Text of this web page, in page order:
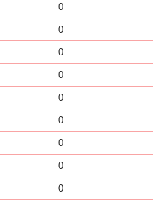
0
0
0
0
0
0
0
0
0